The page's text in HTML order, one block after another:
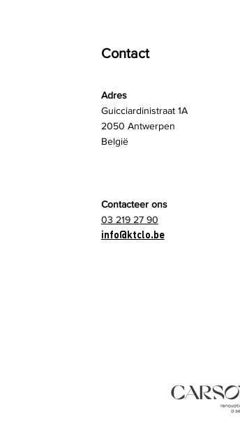
Contact
Adres
Guicciardinistraat 1A
2050 Antwerpen
België
Contacteer ons
03 219 27 90
info@ktclo.be